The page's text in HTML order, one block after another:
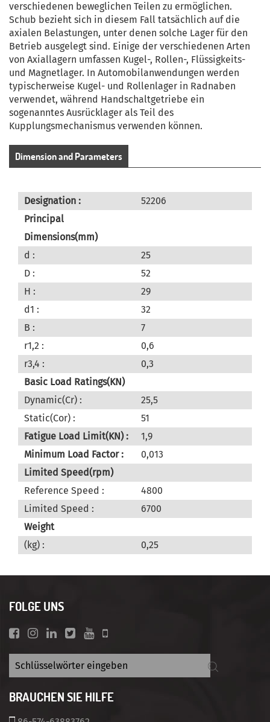
verschiedenen beweglichen Teilen zu ermöglichen.
Schub bezieht sich in diesem Fall tatsächlich auf die
axialen Belastungen, unter denen solche Lager für den
Betrieb ausgelegt sind. Einige der verschiedenen Arten
von Axiallagern umfassen Kugel-, Rollen-, Flüssigkeits-
und Magnetlager. In Automobilanwendungen werden
typischerweise Kugel- und Rollenlager in Radnaben
verwendet, während Handschaltgetriebe ein
sogenanntes Ausrücklager als Teil des
Kupplungsmechanismus verwenden können.
Dimension and Parameters
Designation :
52206
Principal
Dimensions(mm)
d :
25
D :
52
H :
29
d1 :
32
B :
7
r1,2 :
0,6
r3,4 :
0,3
Basic Load Ratings(KN)
Dynamic(Cr) :
25,5
Static(Cor) :
51
Fatigue Load Limit(KN) :
1,9
Minimum Load Factor :
0,013
Limited Speed(rpm)
Reference Speed :
4800
Limited Speed :
6700
Weight
(kg) :
0,25
FOLGE UNS
BRAUCHEN SIE HILFE